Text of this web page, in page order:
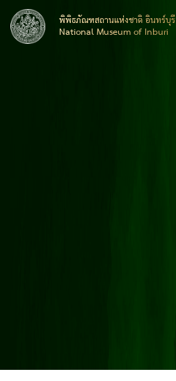
พิพิธภัณฑสถานแห่งชาติ อินทร์บุรี
National Museum of Inburi